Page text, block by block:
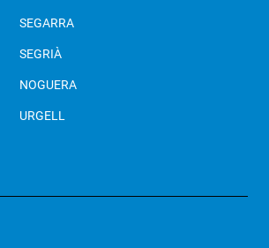
SEGARRA
SEGRIÀ
NOGUERA
URGELL